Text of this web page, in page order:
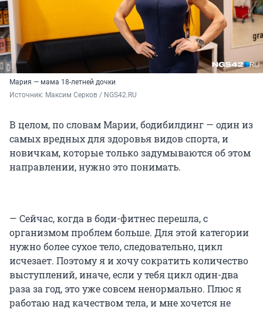
Мария — мама 18-летней дочки
Источник: Максим Серков / NGS42.RU
В целом, по словам Марии, бодибилдинг — один из
самых вредных для здоровья видов спорта, и
новичкам, которые только задумываются об этом
направлении, нужно это понимать.
— Сейчас, когда в боди-фитнес перешла, с
организмом проблем больше. Для этой категории
нужно более сухое тело, следовательно, цикл
исчезает. Поэтому я и хочу сократить количество
выступлений, иначе, если у тебя цикл один-два
раза за год, это уже совсем ненормально. Плюс я
работаю над качеством тела, и мне хочется не